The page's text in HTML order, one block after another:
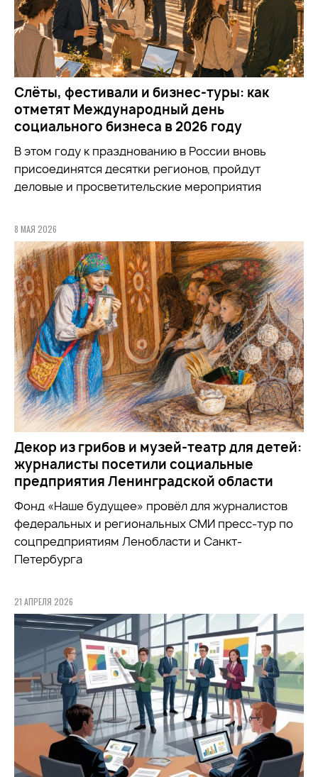
Слёты, фестивали и бизнес-туры: как
отметят Международный день
социального бизнеса в 2026 году
В этом году к празднованию в России вновь
присоединятся десятки регионов, пройдут
деловые и просветительские мероприятия
8 МАЯ 2026
Декор из грибов и музей-театр для детей:
журналисты посетили социальные
предприятия Ленинградской области
Фонд «Наше будущее» провёл для журналистов
федеральных и региональных СМИ пресс-тур по
соцпредприятиям Ленобласти и Санкт-
Петербурга
21 АПРЕЛЯ 2026